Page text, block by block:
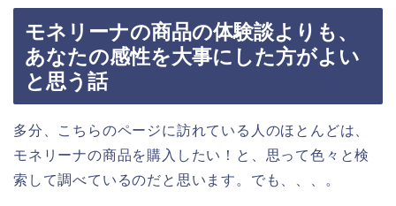
モネリーナの商品の体験談よりも、
あなたの感性を大事にした方がよい
と思う話
多分、こちらのページに訪れている人のほとんどは、
モネリーナの商品を購入したい！と、思って色々と検
索して調べているのだと思います。でも、、、。